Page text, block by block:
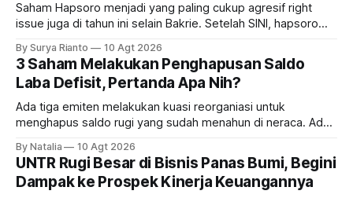
Saham Hapsoro menjadi yang paling cukup agresif right
issue juga di tahun ini selain Bakrie. Setelah SINI, hapsoro
By Surya Rianto 10 Agt 2026
3 Saham Melakukan Penghapusan Saldo
Laba Defisit, Pertanda Apa Nih?
Ada tiga emiten melakukan kuasi reorganiasi untuk
menghapus saldo rugi yang sudah menahun di neraca. Ada
By Natalia 10 Agt 2026
UNTR Rugi Besar di Bisnis Panas Bumi, Begini
Dampak ke Prospek Kinerja Keuangannya